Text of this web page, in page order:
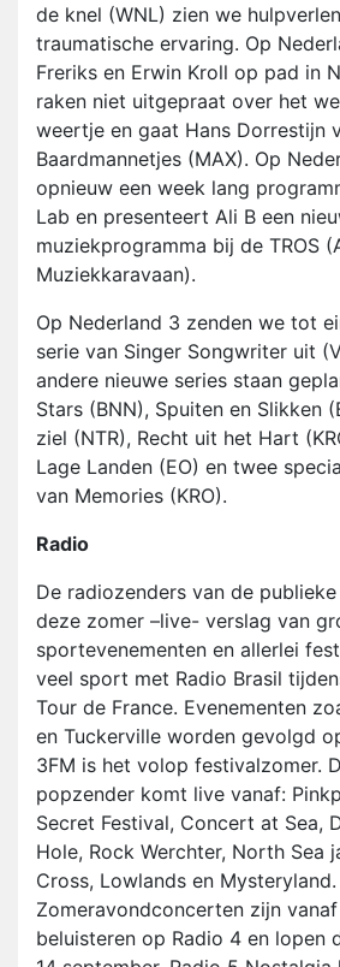
de knel (WNL) zien we
traumatische ervaring. Op
Freriks en Erwin Kroll op pad in
raken niet uitgepraat over het
weertje en gaat Hans Dorrestijn
Baardmannetjes (MAX). Op
opnieuw een week lang
Lab en presenteert Ali B een
muziekprogramma bij de TROS
Muziekkaravaan).
Op Nederland 3 zenden we tot
serie van Singer Songwriter uit
andere nieuwe series staan
Stars (BNN), Spuiten en Slikken
ziel (NTR), Recht uit het Hart
Lage Landen (EO) en twee
van Memories (KRO).
Radio
De radiozenders van de
deze zomer –live- verslag van
sportevenementen en allerlei
veel sport met Radio Brasil
Tour de France. Evenementen
en Tuckerville worden gevolgd
3FM is het volop festivalzomer.
popzender komt live vanaf:
Secret Festival, Concert at Sea,
Hole, Rock Werchter, North Sea
Cross, Lowlands en
Zomeravondconcerten zijn
beluisteren op Radio 4 en lopen